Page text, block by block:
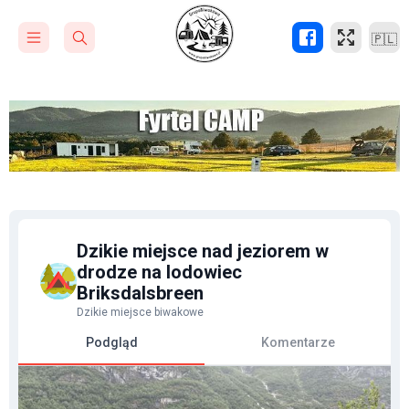
🇵🇱
Dzikie miejsce nad jeziorem w
drodze na lodowiec
Briksdalsbreen
Dzikie miejsce biwakowe
Podgląd Komentarze